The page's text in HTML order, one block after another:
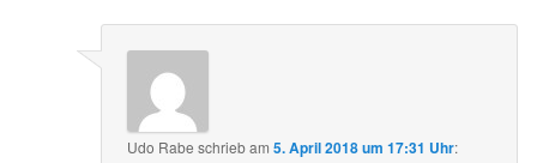
Udo Rabe schriebam5. April 2018 um 17:31 Uhr: